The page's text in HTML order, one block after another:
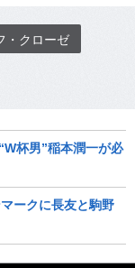
・クローゼ
杯男”稲本潤一が必
ークに長友と駒野